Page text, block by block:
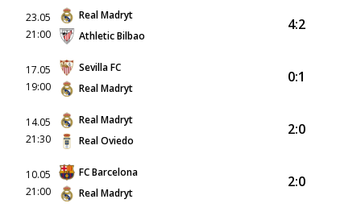
23.05
21:00
Real Madryt
Athletic Bilbao
4:2
17.05
19:00
Sevilla FC
Real Madryt
0:1
14.05
21:30
Real Madryt
Real Oviedo
2:0
10.05
21:00
FC Barcelona
Real Madryt
2:0